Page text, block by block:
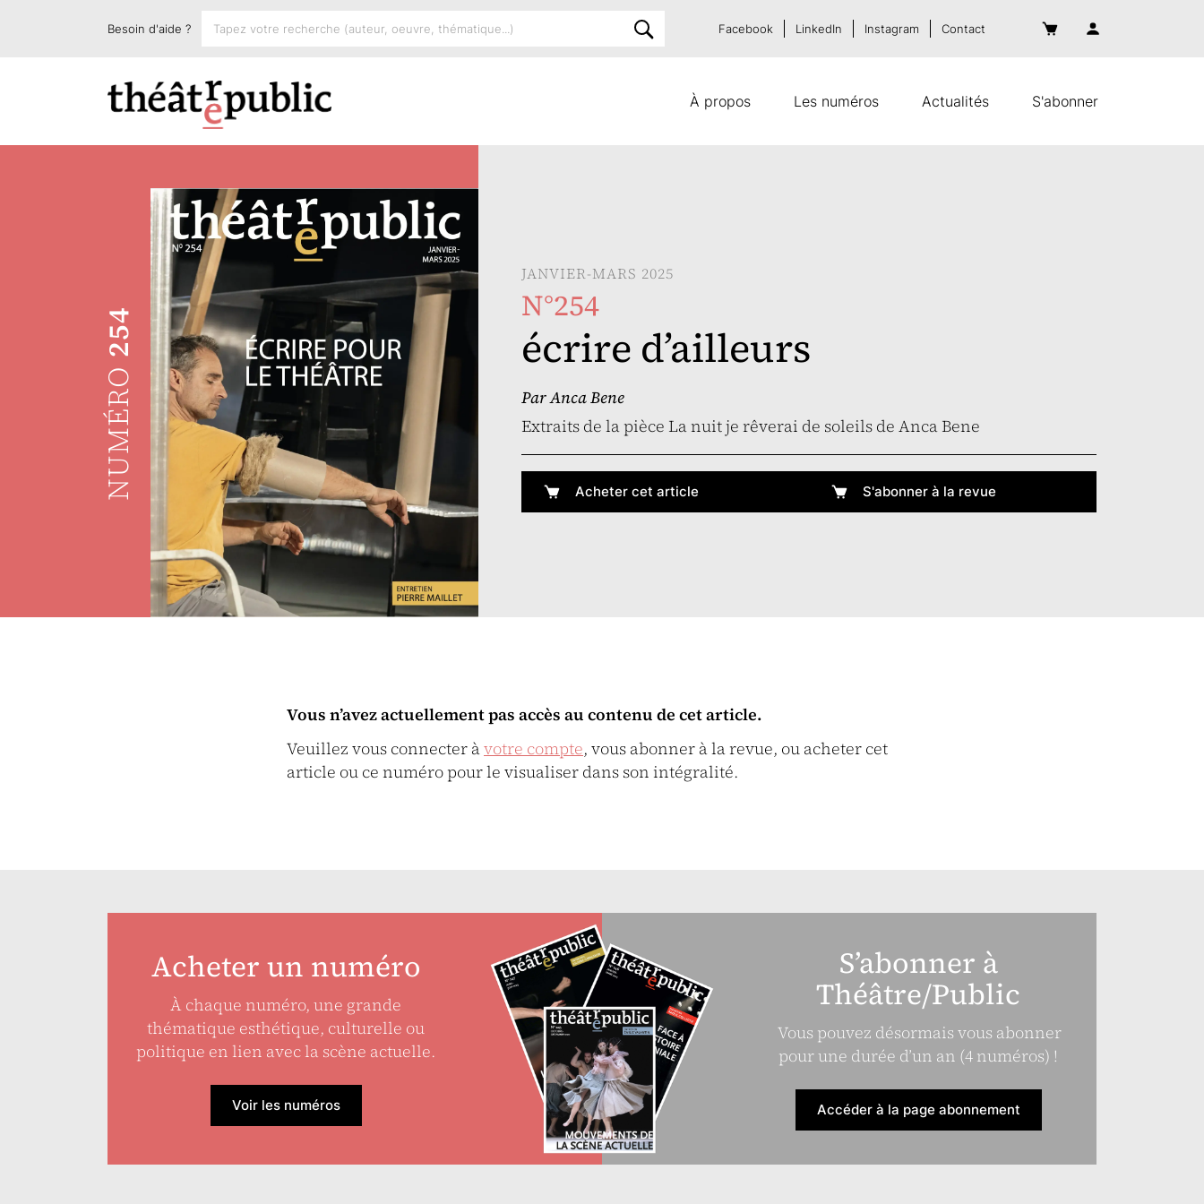
À propos Les numéros Actualités S'abonner
Besoin d'aide ? Facebook LinkedIn Instagram Contact
NUMÉRO
254
JANVIER-MARS 2025
N°254
écrire d’ailleurs
ParAnca Bene
Extraits de la pièce La nuit je rêverai de soleils de Anca Bene
Acheter cet article S'abonner à la revue
Vous n’avez actuellement pas accès au contenu de cet article.
Veuillez vous connecter àvotre compte, vous abonner à la revue, ou acheter cet
article ou ce numéro pour le visualiser dans son intégralité.
Acheter un numéro
À chaque numéro, une grande
thématique esthétique, culturelle ou
politique en lien avec la scène actuelle.
Voir les numéros
S’abonner à
Théâtre/Public
Vous pouvez désormais vous abonner
pour une durée d’un an (4 numéros) !
Accéder à la page abonnement